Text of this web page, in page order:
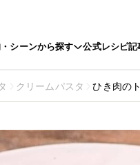
シーンから探す 公式レシピ記
クリームパスタ ひき肉の